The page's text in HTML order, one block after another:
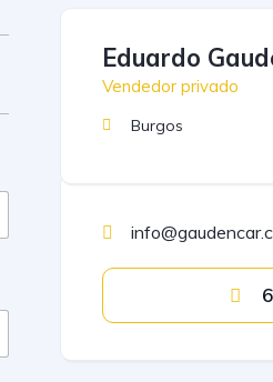
Eduardo
Vendedor privado
Burgos